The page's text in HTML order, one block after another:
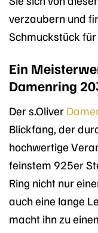
verzaubern und
Schmuckstück für
Ein
Damenring
Der s.Oliver
Blickfang, der
hochwertige
feinstem 925er
Ring nicht nur
auch eine lange
macht ihn zu